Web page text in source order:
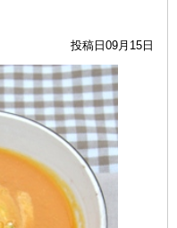
投稿日09月15日